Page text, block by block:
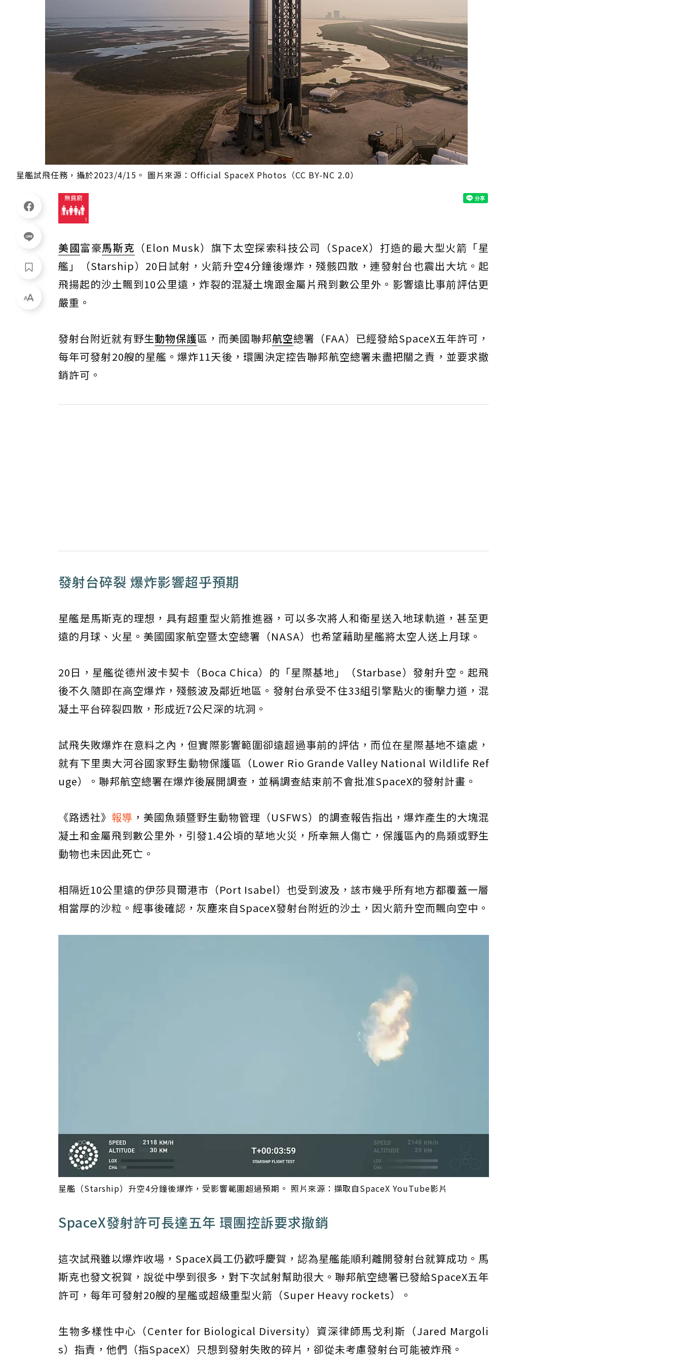
星艦試飛任務，攝於2023/4/15。 圖片來源：Official SpaceX Photos（CC BY-NC 2.0）
美國富豪馬斯克 （Elon Musk）旗下太空探索科技公司（SpaceX）打造的最大型火箭「星
艦」（Starship）20日試射，火箭升空4分鐘後爆炸，殘骸四散，連發射台也震出大坑。起
飛揚起的沙土飄到10公里遠，炸裂的混凝土塊跟金屬片飛到數公里外。影響遠比事前評估更
嚴重。
發射台附近就有野生動物保護區，而美國聯邦航空總署（FAA）已經發給SpaceX五年許可，
每年可發射20艘的星艦。爆炸11天後，環團決定控告聯邦航空總署未盡把關之責，並要求撤
銷許可。
發射台碎裂 爆炸影響超乎預期
星艦是馬斯克的理想，具有超重型火箭推進器，可以多次將人和衛星送入地球軌道，甚至更
遠的月球、火星。美國國家航空暨太空總署（NASA）也希望藉助星艦將太空人送上月球。
20日，星艦從德州波卡契卡（Boca Chica）的「星際基地」（Starbase）發射升空。起飛
後不久隨即在高空爆炸，殘骸波及鄰近地區。發射台承受不住33組引擎點火的衝擊力道，混
凝土平台碎裂四散，形成近7公尺深的坑洞。
試飛失敗爆炸在意料之內，但實際影響範圍卻遠超過事前的評估，而位在星際基地不遠處，
就有下里奧大河谷國家野生動物保護區（Lower Rio Grande Valley National Wildlife Ref
uge）。聯邦航空總署在爆炸後展開調查，並稱調查結束前不會批准SpaceX的發射計畫。
《路透社》 報導 ，美國魚類暨野生動物管理（USFWS）的調查報告指出，爆炸產生的大塊混
凝土和金屬飛到數公里外，引發1.4公頃的草地火災，所幸無人傷亡，保護區內的鳥類或野生
動物也未因此死亡。
相隔近10公里遠的伊莎貝爾港市（Port Isabel）也受到波及，該市幾乎所有地方都覆蓋一層
相當厚的沙粒。經事後確認，灰塵來自SpaceX發射台附近的沙土，因火箭升空而飄向空中。
星艦（Starship）升空4分鐘後爆炸，受影響範圍超過預期。 照片來源：擷取自SpaceX YouTube影片
SpaceX發射許可長達五年 環團控訴要求撤銷
這次試飛雖以爆炸收場，SpaceX員工仍歡呼慶賀，認為星艦能順利離開發射台就算成功。馬
斯克也發文祝賀，說從中學到很多，對下次試射幫助很大。聯邦航空總署已發給SpaceX五年
許可，每年可發射20艘的星艦或超級重型火箭（Super Heavy rockets）。
生物多樣性中心（Center for Biological Diversity）資深律師馬戈利斯（Jared Margoli
s）指責，他們（指SpaceX）只想到發射失敗的碎片，卻從未考慮發射台可能被炸飛。